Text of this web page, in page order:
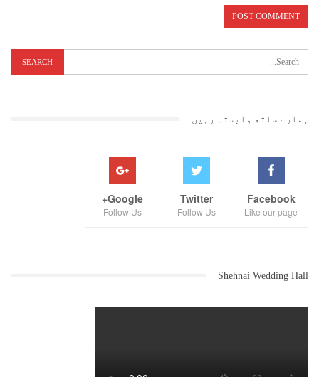
ہمارے ساتھ وابستہ رہیں
Facebook
Like our page
Twitter
Follow Us
Google+
Follow Us
Shehnai Wedding Hall